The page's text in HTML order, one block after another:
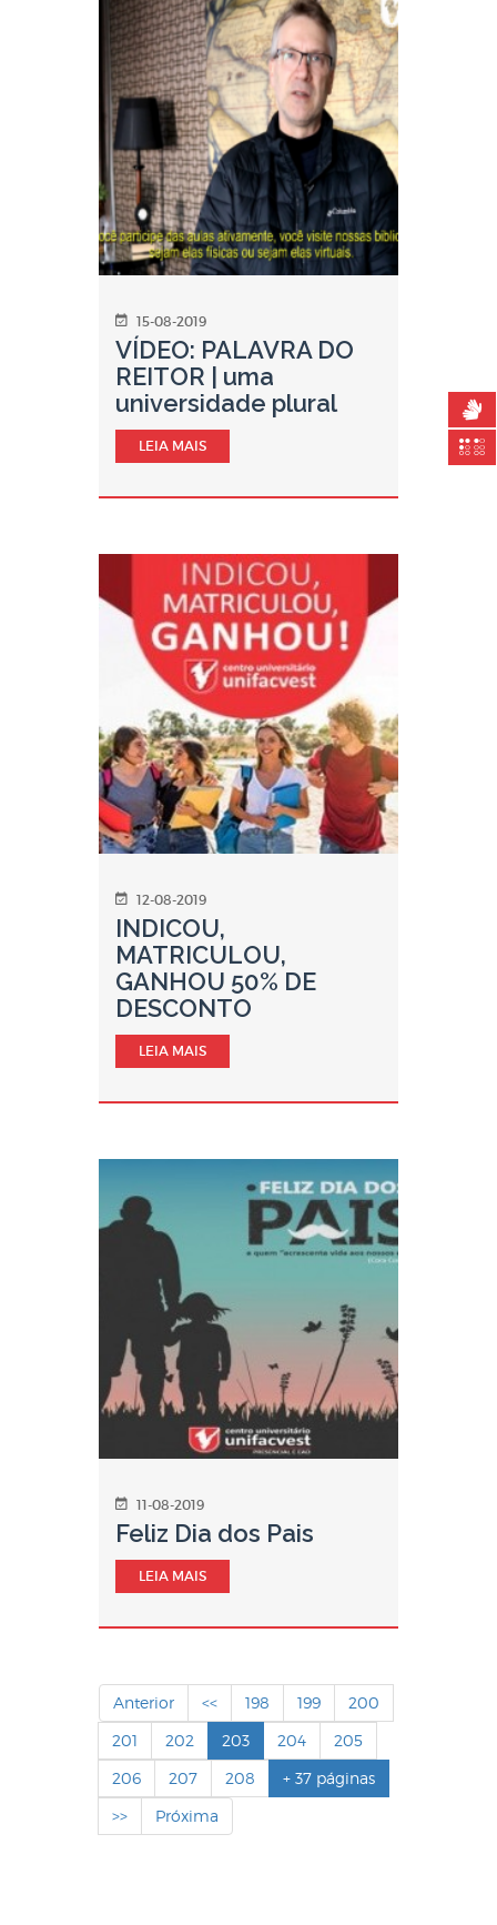
15-08-2019
VÍDEO: PALAVRA DO
REITOR | uma
universidade plural
LEIA MAIS
12-08-2019
INDICOU,
MATRICULOU,
GANHOU 50% DE
DESCONTO
LEIA MAIS
11-08-2019
Feliz Dia dos Pais
LEIA MAIS
Anterior << 198 199
200
201
202 203 204
205
206
207 208
+ 37 páginas
>>
Próxima